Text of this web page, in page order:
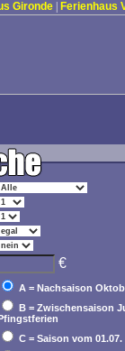
Gironde Ferienhaus
€
A = Nachsaison
B = Zwischensaison
C = Saison vom